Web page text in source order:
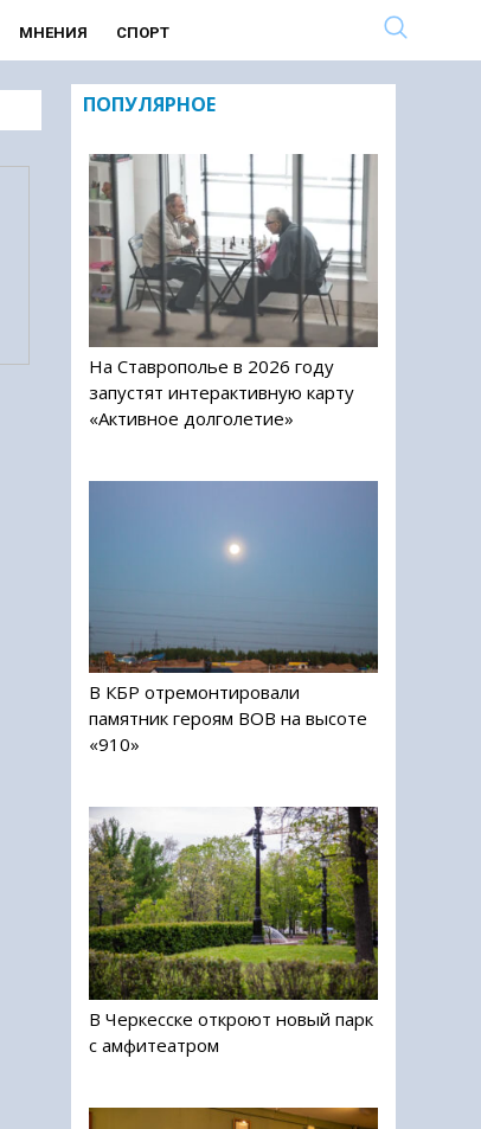
МНЕНИЯ СПОРТ
ПОПУЛЯРНОЕ
На Ставрополье в 2026 году
запустят интерактивную карту
«Активное долголетие»
В КБР отремонтировали
памятник героям ВОВ на высоте
«910»
В Черкесске откроют новый парк
с амфитеатром